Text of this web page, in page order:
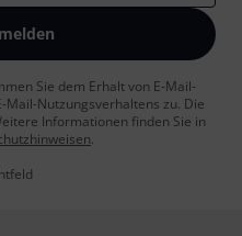
Sie dem Erhalt von E-Mail-
Mail-Nutzungsverhaltens zu. Die
Informationen finden Sie in
.